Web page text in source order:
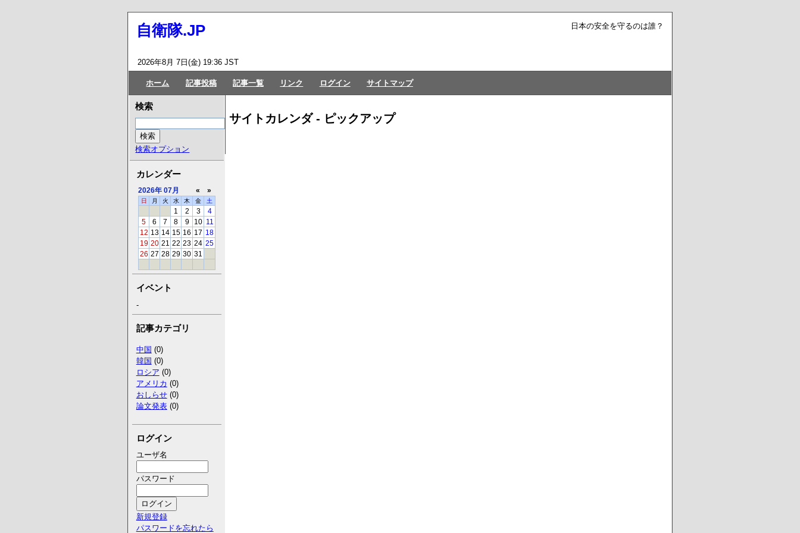
自衛隊.JP 日本の安全を守るのは誰？
2026年8月 7日(金) 19:36 JST
ホーム 記事投稿 記事一覧 リンク ログイン サイトマップ
サイトカレンダ - ピックアップ
検索
検索オプション
カレンダー
2026年 07月 « »
日 月 火 水 木 金 土
1 2 3
4
5
6 7 8 9 10 11
12 13 14 15 16 17 18
19 20 21 22 23 24 25
26 27 28 29 30 31
イベント
-
記事カテゴリ
中国 (0)
韓国 (0)
ロシア (0)
アメリカ (0)
おしらせ(0)
論文発表(0)
ログイン
ユーザ名
パスワード
新規登録
パスワードを忘れたら